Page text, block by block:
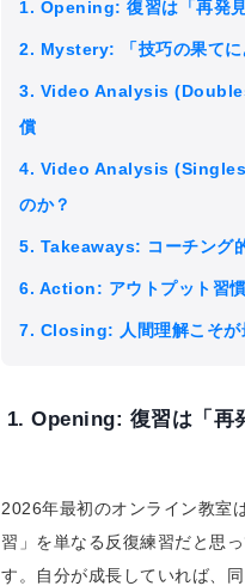
1. Opening: 復習は「再発
2. Mystery: 「技巧の果てに
3. Video Analysis
償
4. Video Analysis
のか？
5. Takeaways: コーチング
6. Action: アウトプット習
7. Closing: 人間理解こそが
1. Opening: 復習は「再
2026年最初のオンライン教室
習」を単なる反復練習だと思
す。自分が成長していれば、